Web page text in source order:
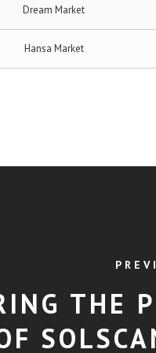
Dream Market
Hansa Market
THE